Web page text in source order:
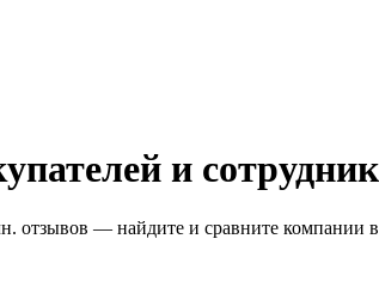
и
— найдите и сравните компании